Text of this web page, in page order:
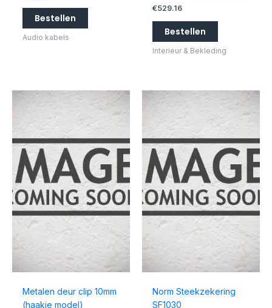
Bestellen
Audio kabels
€529.16
Bestellen
Interieur & Bekleding
Metalen deur clip 10mm
(haakje model)
Norm Steekzekering
SF1030